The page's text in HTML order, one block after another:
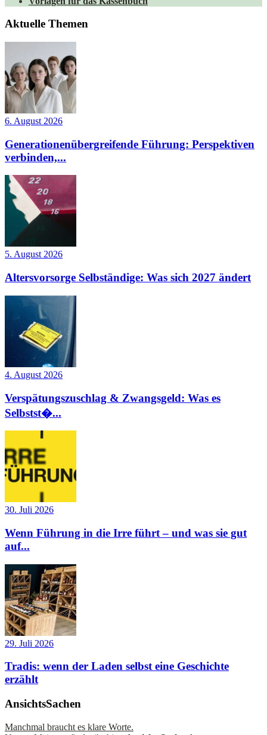
Aktuelle Themen
6. August 2026
Generationenübergreifende Führung: Perspektiven
verbinden,...
5. August 2026
Altersvorsorge Selbständige: Was sich 2027 ändert
4. August 2026
Verspätungszuschlag & Zwangsgeld: Was es
Selbstst�...
30. Juli 2026
Wenn Führung in die Irre führt – und was sie gut
auf...
29. Juli 2026
Tradis: wenn der Laden selbst eine Geschichte
erzählt
AnsichtsSachen
Manchmal braucht es klare Worte.